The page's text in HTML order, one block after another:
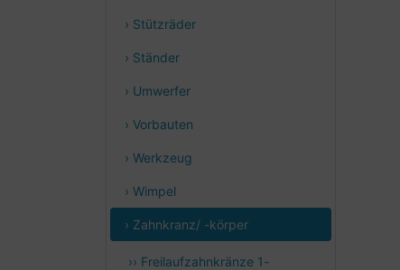
› Stützräder
› Ständer
› Umwerfer
› Vorbauten
› Werkzeug
› Wimpel
› Zahnkranz/ -körper
›› Freilaufzahnkränze 1-